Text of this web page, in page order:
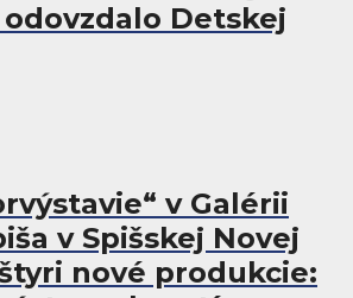
Detskej
v Galérii
v Spišskej Novej
nové produkcie: